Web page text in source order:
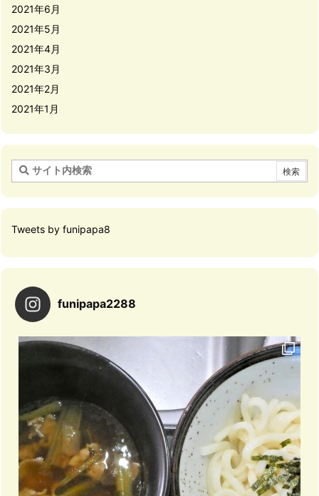
2021年6月
2021年5月
2021年4月
2021年3月
2021年2月
2021年1月
Tweets by funipapa8
funipapa2288